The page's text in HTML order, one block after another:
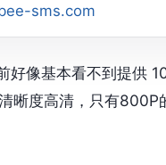
sms.com
好像基本看不到提供
晰度高清，只有800P